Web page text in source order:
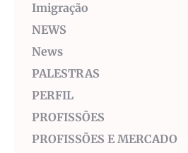
Imigração
NEWS
News
PALESTRAS
PERFIL
PROFISSÕES
PROFISSÕES E MERCADO